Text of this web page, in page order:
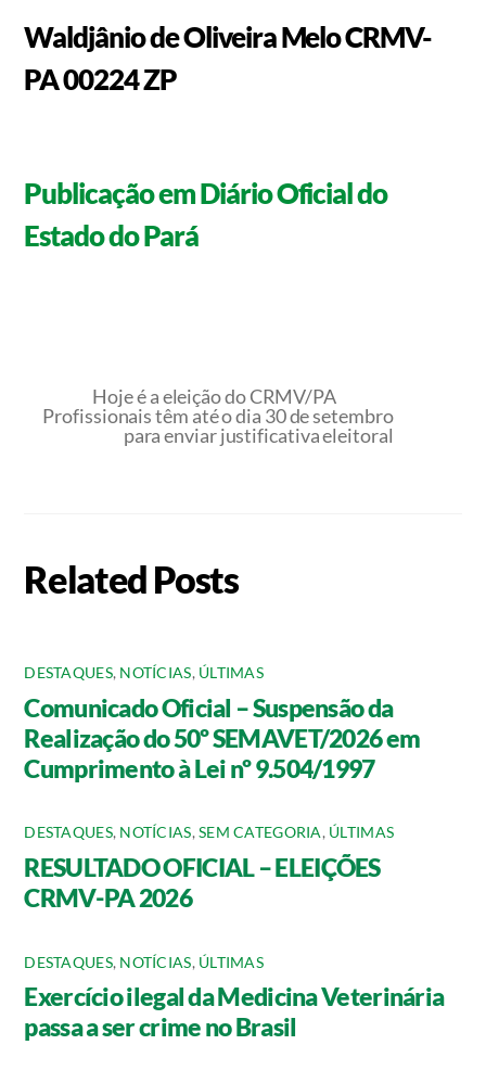
Waldjânio de Oliveira Melo CRMV-
PA 00224 ZP
Publicação em Diário Oficial do
Estado do Pará
Hoje é a eleição do CRMV/PA
Profissionais têm até o dia 30 de setembro
para enviar justificativa eleitoral
Related Posts
DESTAQUES, NOTÍCIAS, ÚLTIMAS
Comunicado Oficial – Suspensão da
Realização do 50º SEMAVET/2026 em
Cumprimento à Lei nº 9.504/1997
DESTAQUES, NOTÍCIAS,SEM CATEGORIA, ÚLTIMAS
RESULTADO OFICIAL – ELEIÇÕES
CRMV-PA 2026
DESTAQUES, NOTÍCIAS, ÚLTIMAS
Exercício ilegal da Medicina Veterinária
passa a ser crime no Brasil